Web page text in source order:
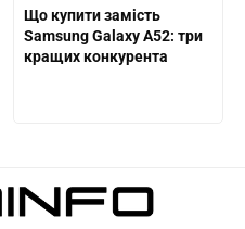
Що купити замість
Samsung Galaxy A52: три
кращих конкурента